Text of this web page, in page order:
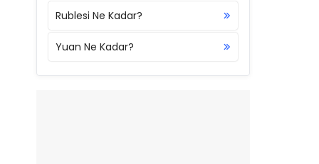
Rublesi Ne Kadar?
Yuan Ne Kadar?